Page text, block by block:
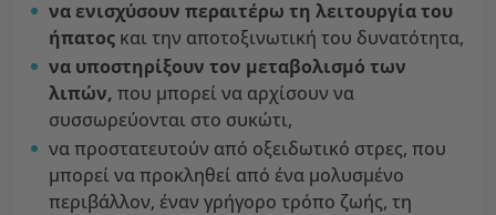
να ενισχύσουν περαιτέρω τη λειτουργία του
ήπατος και την αποτοξινωτική του δυνατότητα,
να υποστηρίξουν τον μεταβολισμό των
λιπών, που μπορεί να αρχίσουν να
συσσωρεύονται στο συκώτι,
να προστατευτούν από οξειδωτικό στρες, που
μπορεί να προκληθεί από ένα μολυσμένο
περιβάλλον, έναν γρήγορο τρόπο ζωής, τη